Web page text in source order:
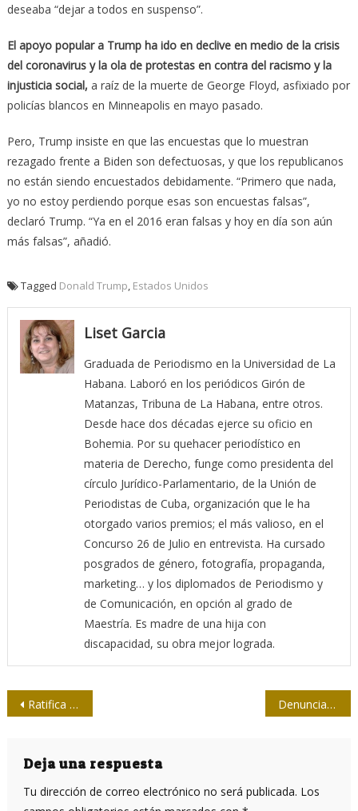
deseaba “dejar a todos en suspenso”.
El apoyo popular a Trump ha ido en declive en medio de la crisis
del coronavirus y la ola de protestas en contra del racismo y la
injusticia social, a raíz de la muerte de George Floyd, asfixiado por
policías blancos en Minneapolis en mayo pasado.
Pero, Trump insiste en que las encuestas que lo muestran
rezagado frente a Biden son defectuosas, y que los republicanos
no están siendo encuestados debidamente. “Primero que nada,
yo no estoy perdiendo porque esas son encuestas falsas”,
declaró Trump. “Ya en el 2016 eran falsas y hoy en día son aún
más falsas”, añadió.
Tagged Donald Trump Estados Unidos
Liset Garcia
Graduada de Periodismo en la Universidad de La
Habana. Laboró en los periódicos Girón de
Matanzas, Tribuna de La Habana, entre otros.
Desde hace dos décadas ejerce su oficio en
Bohemia. Por su quehacer periodístico en
materia de Derecho, funge como presidenta del
círculo Jurídico-Parlamentario, de la Unión de
Periodistas de Cuba, organización que le ha
otorgado varios premios; el más valioso, en el
Concurso 26 de Julio en entrevista. Ha cursado
posgrados de género, fotografía, propaganda,
marketing… y los diplomados de Periodismo y
de Comunicación, en opción al grado de
Maestría. Es madre de una hija con
discapacidad, su obra mejor lograda.
Navegación
entradas
Ratifica Tribunal de Ecuador sentencia de ocho años de prisión al expresidente Rafael Correa Denuncia Grupo de Puebla ataque a la democracia de Ecuador al ilegalizar Partido Fuerza Compromiso Social
Deja una respuesta
Tu dirección de correo electrónico no será publicada. Los